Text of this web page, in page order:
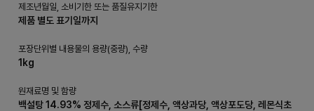
제조년월일, 소비기한 또는 품질유지기한
제품 별도 표기일까지
포장단위별 내용물의 용량(중량), 수량
1kg
원재료명 및 함량
백설탕 14.93% 정제수, 소스류[정제수, 액상과당, 액상포도당, 레몬식초